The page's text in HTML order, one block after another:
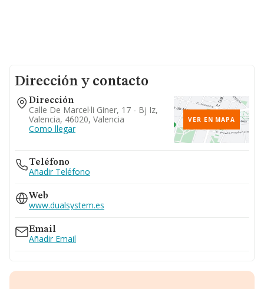
Dirección y contacto
Dirección
Calle De Marcel·li Giner, 17 - Bj Iz,
Valencia, 46020, Valencia
Como llegar
VER EN MAPA
Teléfono
Añadir Teléfono
Web
www.dualsystem.es
Email
Añadir Email